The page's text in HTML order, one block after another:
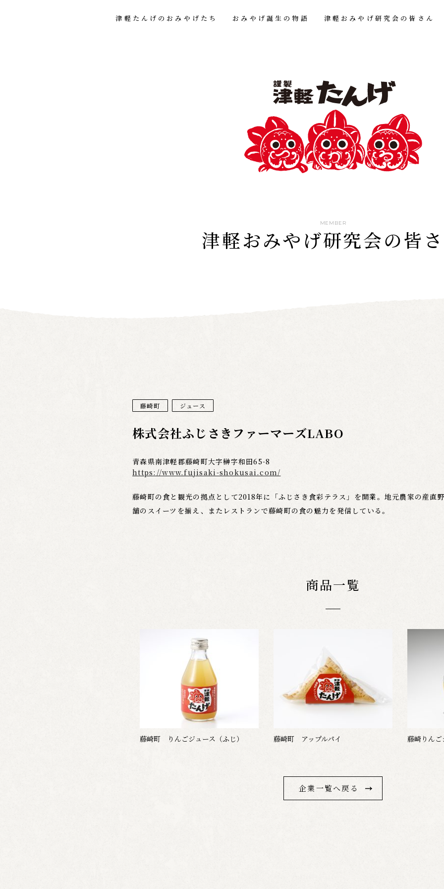
津軽たんげのおみやげたち おみやげ誕生の物語 津軽おみやげ研究会の皆さん
MEMBER
津軽おみやげ研究会の皆
藤崎町 ジュース
株式会社ふじさきファーマーズLABO
青森県南津軽郡藤崎町大字榊字和田65-8
https://www.fujisaki-shokusai.com/
藤崎町の食と観光の拠点として2018年に「ふじさき食彩テラス」を開業。地元農家の産直
舗のスイーツを揃え、またレストランで藤崎町の食の魅力を発信している。
商品一覧
藤崎町 りんごジュース（ふじ） 藤崎町 アップルパイ 藤崎りん
企業一覧へ戻る